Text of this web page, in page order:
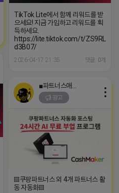
TikTok Lite에서 함께 리워드를 받
으세요! 지금 가입하고 리워드를 획
득하세요.
https://lite.tiktok.com/t/
d3B07/
2026-04-17 21:35 댓글: 0개
광고
▤쿠팡파트너스 외 4개 파트너스 활
동 자동화▤